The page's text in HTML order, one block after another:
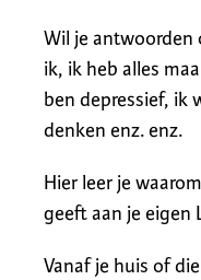
Wil je antwoorden
ik, ik heb alles
ben depressief, ik
denken enz. enz.
Hier leer je
geeft aan je eigen
Vanaf je huis of